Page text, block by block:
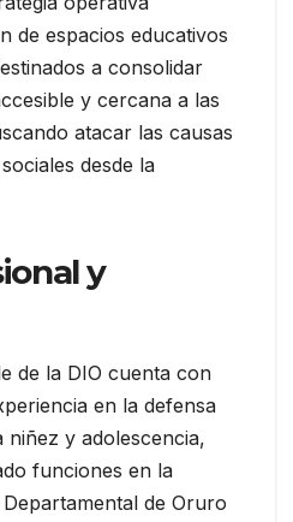
de espacios educativos
a consolidar
y cercana a las
atacar las causas
desde la
y
de la DIO cuenta con
en la defensa
niñez y adolescencia,
funciones en la
de Oruro